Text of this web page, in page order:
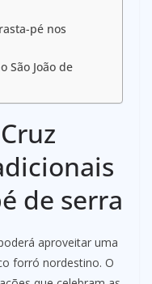
pé nos
São João de
de serra
aproveitar uma
forró nordestino. O